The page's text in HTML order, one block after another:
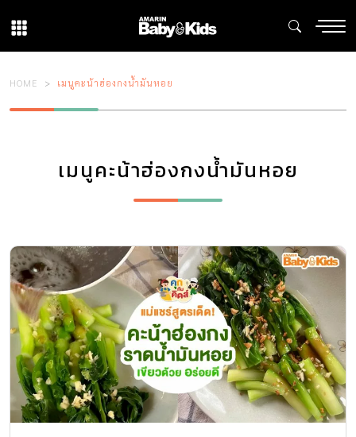
HOME เมนูคะน้าฮ่องกงน้ำมันหอย
เมนูคะน้าฮ่องกงน้ำมันหอย